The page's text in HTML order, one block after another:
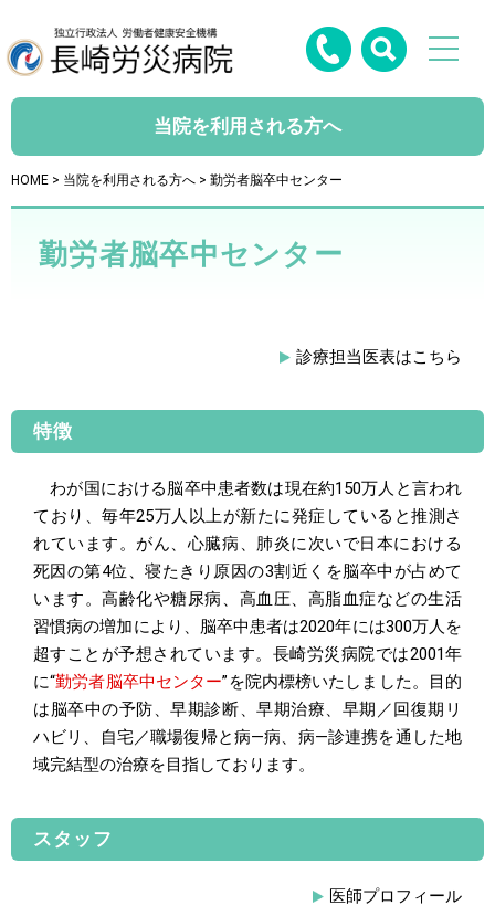
当院を利用される方へ
HOME > 当院を利用される方へ > 勤労者脳卒中センター
勤労者脳卒中センター
診療担当医表はこちら
特徴
わが国における脳卒中患者数は現在約150万人と言われ
ており、毎年25万人以上が新たに発症していると推測さ
れています。がん、心臓病、肺炎に次いで日本における
死因の第4位、寝たきり原因の3割近くを脳卒中が占めて
います。高齢化や糖尿病、高血圧、高脂血症などの生活
習慣病の増加により、脳卒中患者は2020年には300万人を
超すことが予想されています。長崎労災病院では2001年
に“勤労者脳卒中センター”を院内標榜いたしました。目的
は脳卒中の予防、早期診断、早期治療、早期／回復期リ
ハビリ、自宅／職場復帰と病―病、病―診連携を通した地
域完結型の治療を目指しております。
スタッフ
医師プロフィール